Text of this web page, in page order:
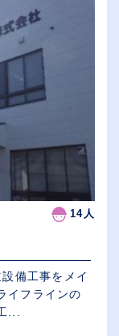
14人
備工事をメイ
イフラインの
...